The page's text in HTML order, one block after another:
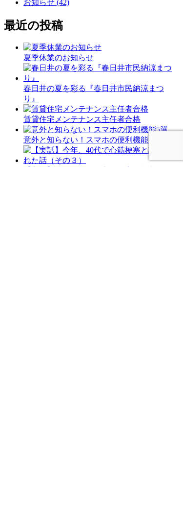
お知らせ (42)
最近の投稿
夏季休業のお知らせ
春日井の夏を彩る『春日井市民納涼まつ
り』
賃貸住宅メンテナンス主任者合格
意外と知らない！スマホの便利機能5選